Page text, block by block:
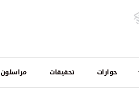
حوارات تحقيقات مراسلون